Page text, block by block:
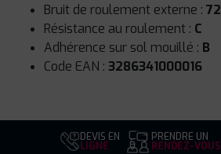
Bruit de roulement externe : 72
Résistance au roulement : C
Adhérence sur sol mouillé : B
Code EAN : 3286341000016
DEVIS EN
LIGNE
PRENDRE UN
RENDEZ-VOUS